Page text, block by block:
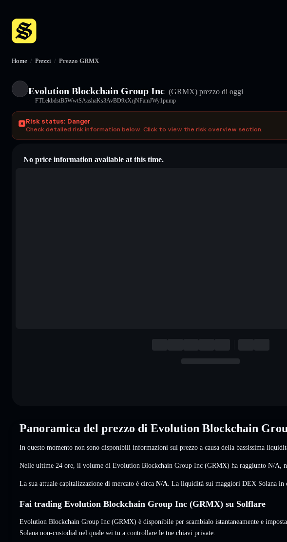
Home / Prezzi / Prezzo GRMX
Evolution Blockchain Group Inc (GRMX) prezzo di oggi
FTLekbdstB5WwtSAashaKs3AvBD9xXrjNFamJWy1pump
Risk status: Danger
Check detailed risk information below. Click to view the risk overview section.
No price information available at this time.
Panoramica del prezzo di Evolution Blockchain
In questo momento non sono disponibili informazioni sul prezzo a causa della bassissima
Nelle ultime 24 ore, il volume di Evolution Blockchain Group Inc (GRMX) ha raggiunto N/A
La sua attuale capitalizzazione di mercato è circa N/A . La liquidità sui maggiori DEX Solana in
Fai trading Evolution Blockchain Group Inc (GRMX) su Solflare
Evolution Blockchain Group Inc (GRMX) è disponibile per scambialo istantaneamente e
Solana non-custodial nel quale sei tu a controllare le tue chiavi private.